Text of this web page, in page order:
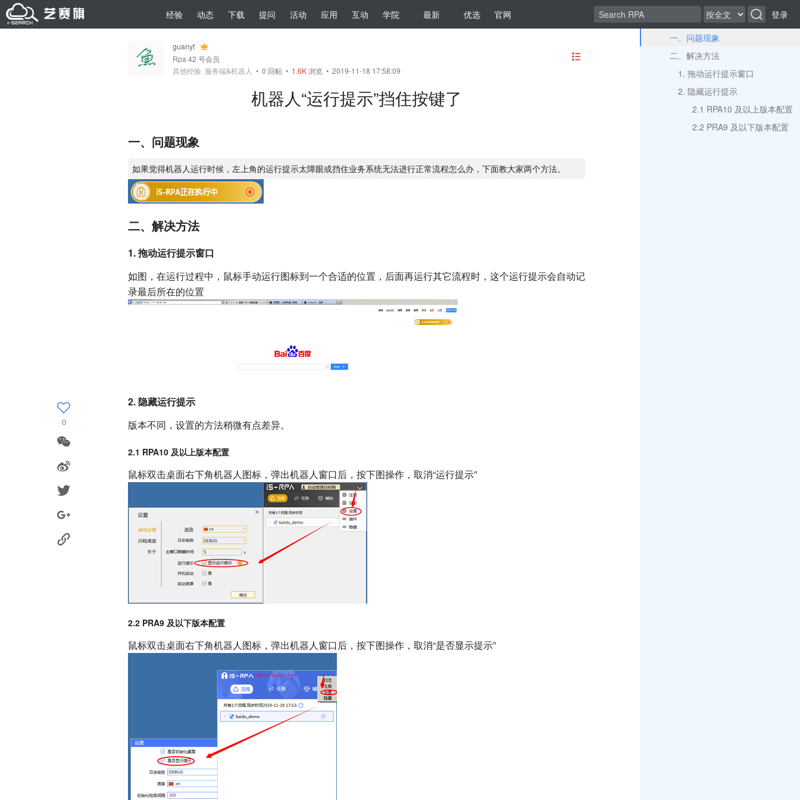
经验 动态 下载 提问 活动 应用 互动 学院 最新 优选 官网 登录
guanyf
Rpa 42 号会员
其他经验 服务端&机器人 • 0 回帖• 1.6K浏览 • 2019-11-18 17:58:09
机器人“运行提示”挡住按键了
一、问题现象
二、解决方法
1. 拖动运行提示窗口
如图，在运行过程中，鼠标手动运行图标到一个合适的位置，后面再运行其它流程时，这个运行提示会自动记
录最后所在的位置
2. 隐藏运行提示
版本不同，设置的方法稍微有点差异。
2.1 RPA10 及以上版本配置
鼠标双击桌面右下角机器人图标，弹出机器人窗口后，按下图操作，取消“运行提示”
2.2 PRA9 及以下版本配置
鼠标双击桌面右下角机器人图标，弹出机器人窗口后，按下图操作，取消“是否显示提示”
0
一、问题现象
二、解决方法
1. 拖动运行提示窗口
2. 隐藏运行提示
2.1 RPA10 及以上版本配置
2.2 PRA9 及以下版本配置